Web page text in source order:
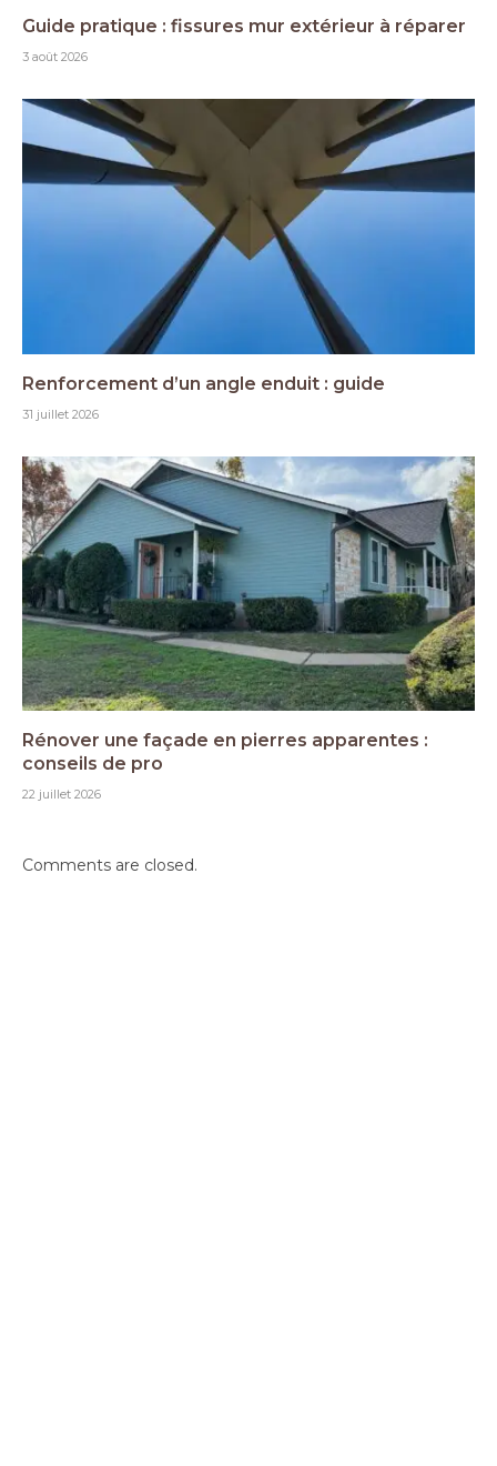
Guide pratique : fissures mur extérieur à réparer
3 août 2026
Renforcement d’un angle enduit : guide
31 juillet 2026
Rénover une façade en pierres apparentes :
conseils de pro
22 juillet 2026
Comments are closed.